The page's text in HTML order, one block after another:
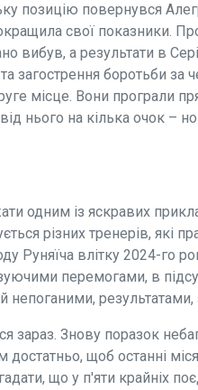
позицію повернувся
свої показники.
вибув, а результати в
загострення боротьби за
місце. Вони програли
нього на кілька очок –
одним із яскравих
різних тренерів, які
Руняїча влітку 2024-го
перемогами, в
непоганими,
зараз. Знову поразок
щоб останні
що у п'яти крайніх